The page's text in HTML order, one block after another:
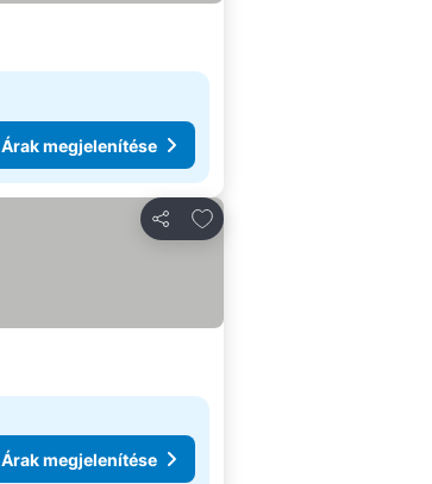
Árak megjelenítése
Megosztás
Hozzáadás a kedvencekhez
Árak megjelenítése